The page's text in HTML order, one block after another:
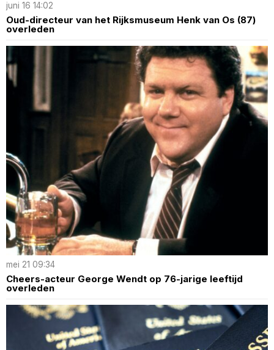
juni 16 14:02
Oud-directeur van het Rijksmuseum Henk van Os (87)
overleden
mei 21 09:34
Cheers-acteur George Wendt op 76-jarige leeftijd
overleden